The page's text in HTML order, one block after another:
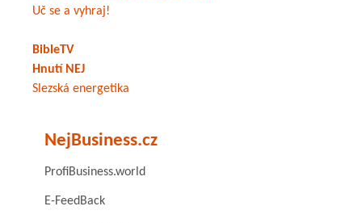
Uč se a vyhraj!
BibleTV
Hnutí NEJ
Slezská energetika
NejBusiness.cz
ProfiBusiness.world
E-FeedBack